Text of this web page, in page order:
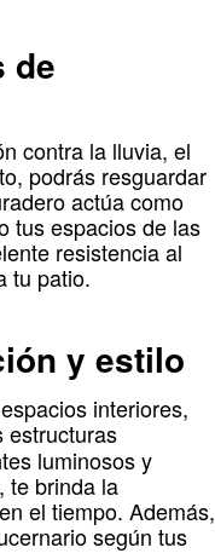
de
contra la lluvia, el
podrás resguardar
actúa como
tus espacios de las
resistencia al
tu patio.
y estilo
interiores,
estructuras
luminosos y
te brinda la
el tiempo. Además,
según tus